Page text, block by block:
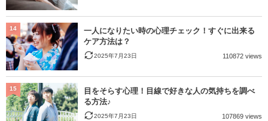
一人になりたい時の心理チェック！すぐに出来る
ケア方法は？
2025年7月23日 110872 views
14
目をそらす心理！目線で好きな人の気持ちを調べ
る方法♪
2025年7月23日 107869 views
15